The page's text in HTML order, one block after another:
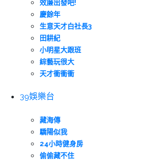
效廉出發吧!
慶餘年
生意天才白社長3
田耕紀
小明星大跟班
綜藝玩很大
天才衝衝衝
39娛樂台
藏海傳
驕陽似我
24小時健身房
偷偷藏不住